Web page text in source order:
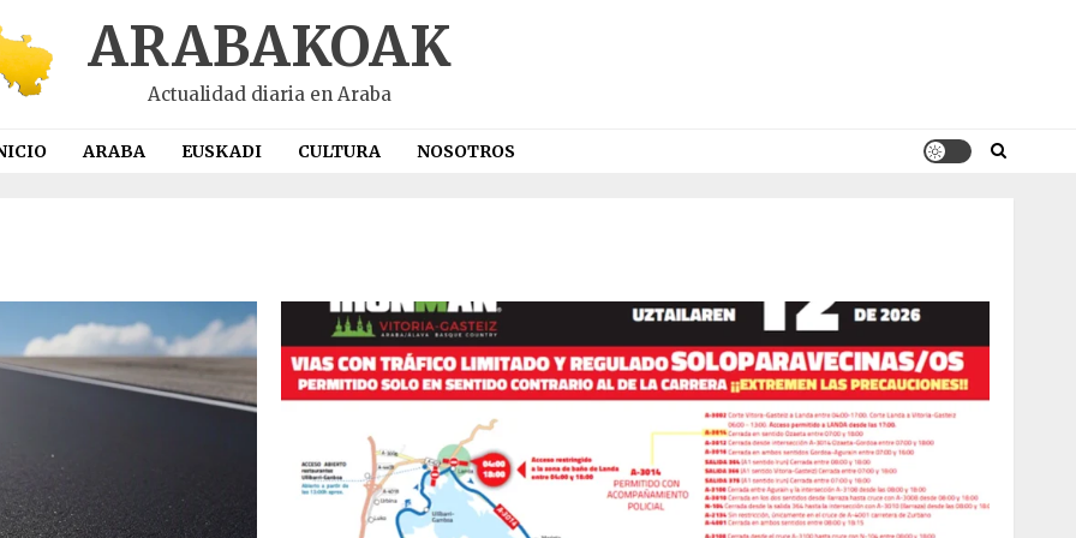
ARABAKOAK
Actualidad diaria en Araba
ARABA EUSKADI CULTURA NOSOTROS